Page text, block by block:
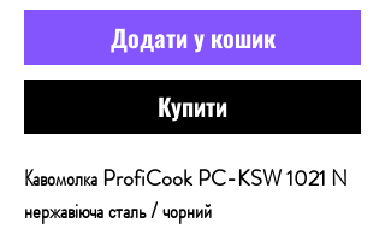
Додати у кошик
Купити
Кавомолка ProfiCook PC-KSW 1021 N
нержавіюча сталь / чорний